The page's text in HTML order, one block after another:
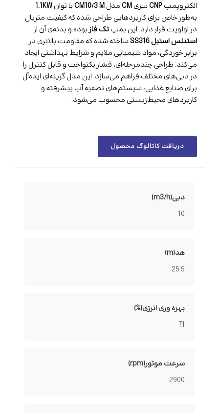
الکتروپمپCNPسریCMمدلCM10/3 Mبا توان1.1KW
به‌طور خاص برای کاربردهایی طراحی شده که کیفیت متریال
در اولویت قرار دارد. این پمپتک فازبوده و بدنه‌ی آن از
استنلس استیل SS316
ساخته شده که مقاومت بالاتری در
برابر خوردگی، مواد شیمیایی ملایم و شرایط بهداشتی ایجاد
می‌کند. طراحی چندمرحله‌ای، فشار یکنواخت و قابل کنترل را
در دبی‌های مختلف فراهم می‌سازد. این مدل گزینه‌ای ایده‌آل
برای صنایع غذایی، سیستم‌های تصفیه آب پیشرفته و
کاربردهای محیط‌زیستی محسوب می‌شود.
دریافت کاتالوگ محصول
دبی(m3/h)
10
هد(m)
25.5
بهره وری انرژی(%)
71
سرعت موتور(rpm)
2900